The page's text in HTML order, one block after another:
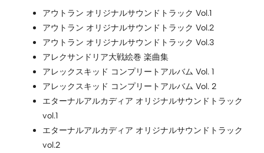
アウトラン オリジナルサウンドトラック Vol.1
アウトラン オリジナルサウンドトラック Vol.2
アウトラン オリジナルサウンドトラック Vol.3
アレクサンドリア大戦絵巻 楽曲集
アレックスキッド コンプリートアルバム Vol. 1
アレックスキッド コンプリートアルバム Vol. 2
エターナルアルカディア オリジナルサウンドトラック
vol.1
エターナルアルカディア オリジナルサウンドトラック
vol.2